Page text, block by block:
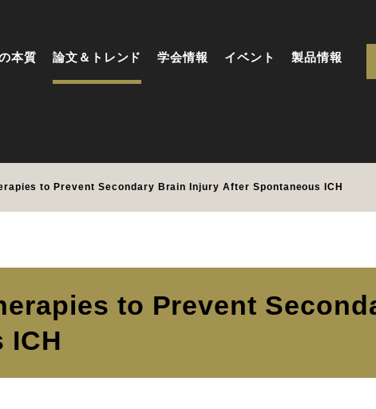
本質 論文＆トレンド 学会情報 イベント 製品情報
to Prevent Secondary Brain Injury After Spontaneous ICH
to Prevent
ICH